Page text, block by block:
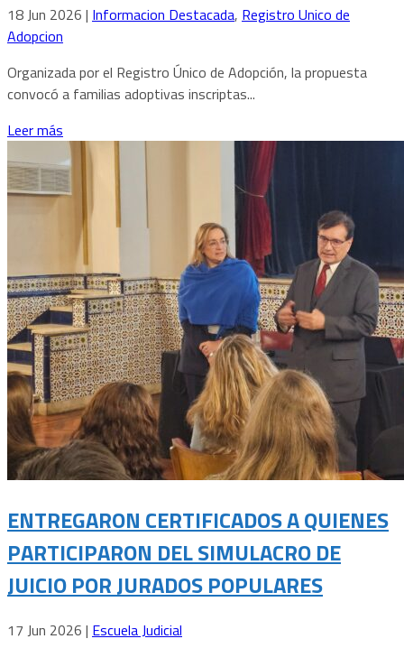
18 Jun 2026 | Informacion Destacada, Registro Unico de
Adopcion
Organizada por el Registro Único de Adopción, la propuesta
convocó a familias adoptivas inscriptas...
Leer más
ENTREGARON CERTIFICADOS A QUIENES
PARTICIPARON DEL SIMULACRO DE
JUICIO POR JURADOS POPULARES
17 Jun 2026 | Escuela Judicial